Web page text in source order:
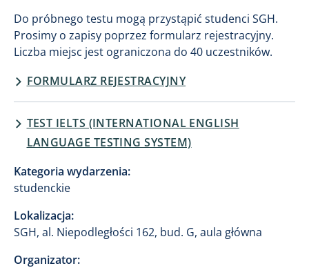
Do próbnego testu mogą przystąpić studenci SGH.
Prosimy o zapisy poprzez formularz rejestracyjny.
Liczba miejsc jest ograniczona do 40 uczestników.
FORMULARZ REJESTRACYJNY
TEST IELTS (INTERNATIONAL ENGLISH
LANGUAGE TESTING SYSTEM)
Kategoria wydarzenia:
studenckie
Lokalizacja:
SGH, al. Niepodległości 162, bud. G, aula główna
Organizator: